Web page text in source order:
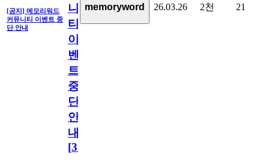
[공지] 메모리워드
커뮤니티 이벤트 중
단 안내
니
티
이
벤
트
중
단
안
내
[31
memoryword 26.03.26 2천 21